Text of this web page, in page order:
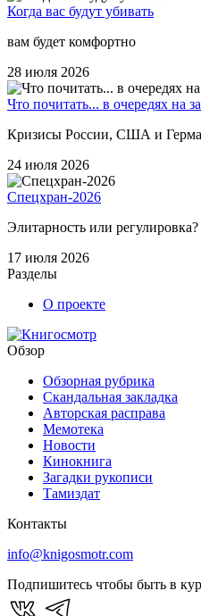
Когда вас будут убивать
вам будет комфортно
28 июля 2026
Что почитать... в очередях на
Кризисы России, США и
24 июля 2026
Спецхран-2026
Элитарность или регулировка?
17 июля 2026
Разделы
О проекте
Обзор
Обзорная рубрика
Скандальная закладка
Авторская расправа
Мемотека
Новости
Кинокнига
Загадки рукописи
Тамиздат
Контакты
info@knigosmotr.com
Подпишитесь чтобы быть в